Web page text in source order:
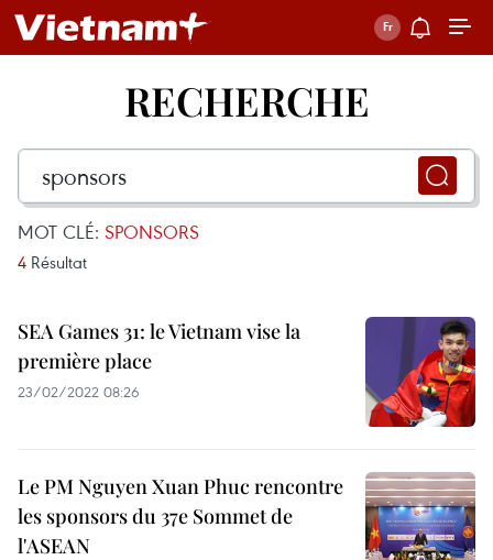
RECHERCHE
MOT CLÉ: SPONSORS
4 Résultat
SEA Games 31: le Vietnam vise la
première place
23/02/2022 08:26
Le PM Nguyen Xuan Phuc rencontre
les sponsors du 37e Sommet de
l'ASEAN